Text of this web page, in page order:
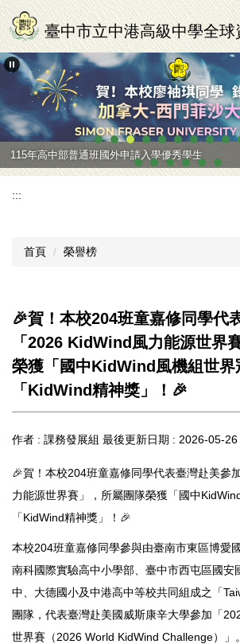
跳
到
主
要
區
臺中市立中港高級中學全球
115年高中部普通班國外申請入學優秀學生
:::
首頁 榮譽榜
🎉賀！本校204班童嘉修同學代
「2026 KidWind風力能源世界
榮獲「國中KidWind風機組世界
「KidWind精神獎」！🎉
作者 : 課務發展組 最後更新日期 : 2026-05-26
🎉賀！本校204班童嘉修同學代表臺灣赴美參
力能源世界賽」，所屬團隊榮獲「國中
「KidWind精神獎」！🎉
本校204班童嘉修同學參與由臺南市東區博愛
南科國際實驗高中小學部、臺中市西屯區國安
中、大德國小及中港高中等校共同組成之「
團隊，代表臺灣赴美國威斯康辛大學參加「
世界賽（2026 World KidWind Challenge）」。